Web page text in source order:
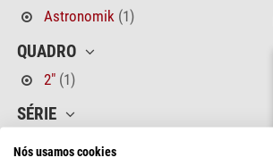
Astronomik (1)
QUADRO
2" (1)
SÉRIE
Nós usamos cookies